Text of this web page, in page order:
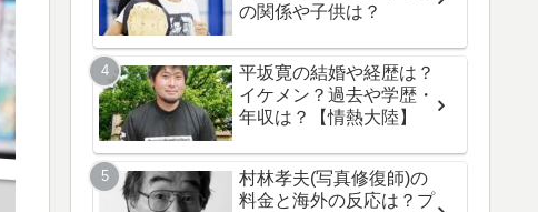
の関係や子供は？
平坂寛の結婚や経歴は？
イケメン？過去や学歴・
年収は？【情熱大陸】
村林孝夫(写真修復師)の
料金と海外の反応は？プ